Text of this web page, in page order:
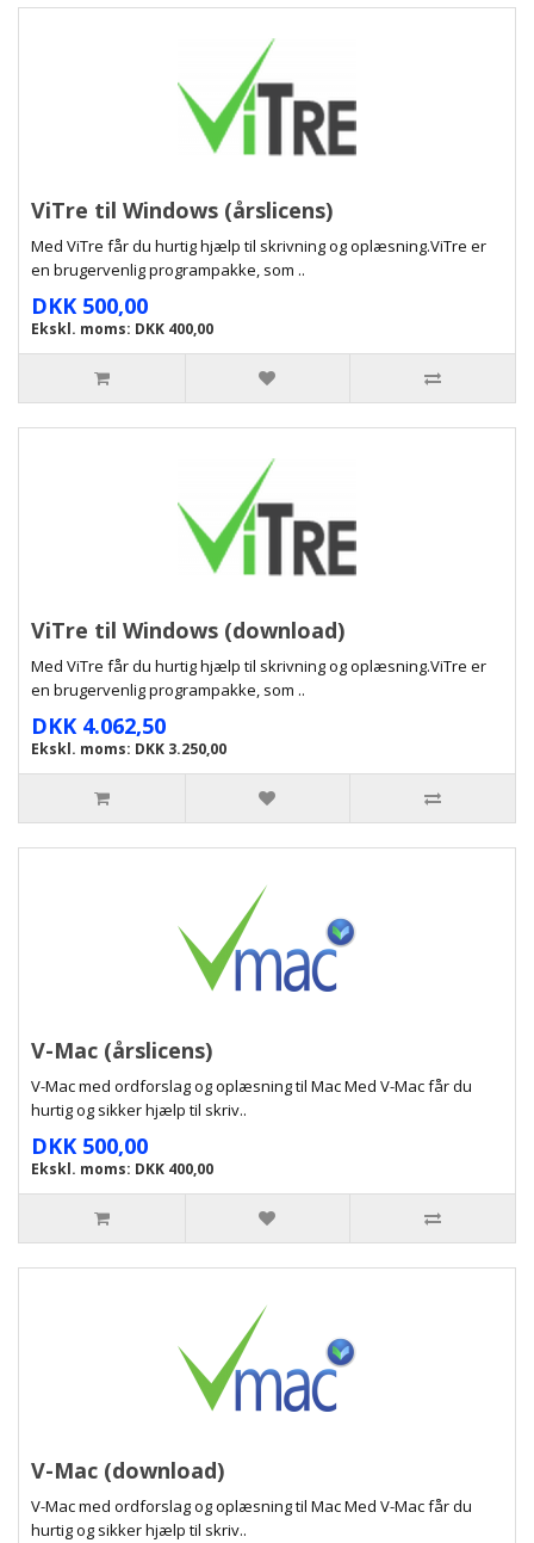
ViTre til Windows (årslicens)
Med ViTre får du hurtig hjælp til skrivning og oplæsning.ViTre er
en brugervenlig programpakke, som ..
DKK 500,00
Ekskl. moms: DKK 400,00
ViTre til Windows (download)
Med ViTre får du hurtig hjælp til skrivning og oplæsning.ViTre er
en brugervenlig programpakke, som ..
DKK 4.062,50
Ekskl. moms: DKK 3.250,00
V-Mac (årslicens)
V-Mac med ordforslag og oplæsning til Mac Med V-Mac får du
hurtig og sikker hjælp til skriv..
DKK 500,00
Ekskl. moms: DKK 400,00
V-Mac (download)
V-Mac med ordforslag og oplæsning til Mac Med V-Mac får du
hurtig og sikker hjælp til skriv..